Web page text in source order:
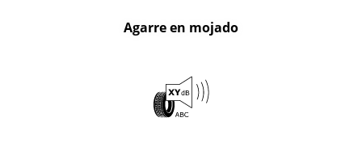
Agarre en mojado